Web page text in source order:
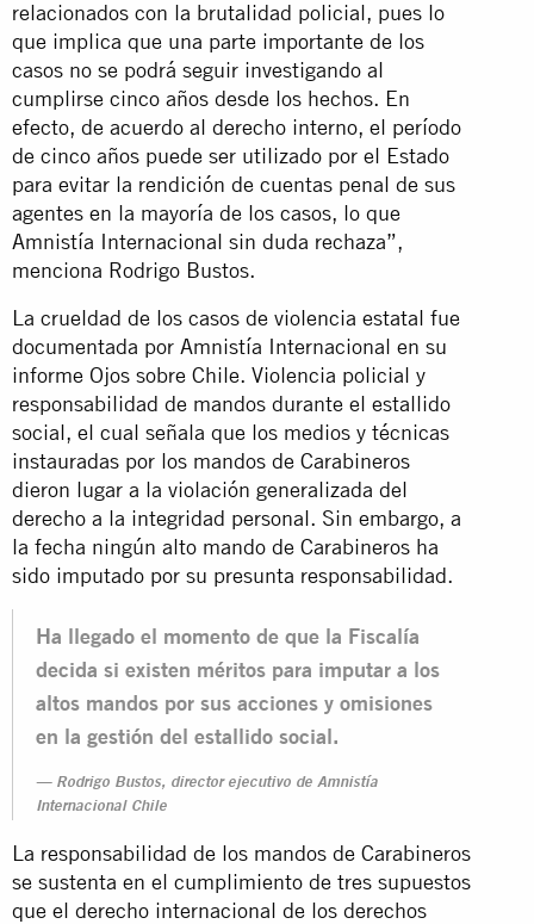
relacionados con la brutalidad policial, pues lo
que implica que una parte importante de los
casos no se podrá seguir investigando al
cumplirse cinco años desde los hechos. En
efecto, de acuerdo al derecho interno, el período
de cinco años puede ser utilizado por el Estado
para evitar la rendición de cuentas penal de sus
agentes en la mayoría de los casos, lo que
Amnistía Internacional sin duda rechaza”,
menciona Rodrigo Bustos.
La crueldad de los casos de violencia estatal fue
documentada por Amnistía Internacional en su
informe Ojos sobre Chile. Violencia policial y
responsabilidad de mandos durante el estallido
social, el cual señala que los medios y técnicas
instauradas por los mandos de Carabineros
dieron lugar a la violación generalizada del
derecho a la integridad personal. Sin embargo, a
la fecha ningún alto mando de Carabineros ha
sido imputado por su presunta responsabilidad.
Ha llegado el momento de que la Fiscalía
decida si existen méritos para imputar a los
altos mandos por sus acciones y omisiones
en la gestión del estallido social.
Rodrigo Bustos, director ejecutivo de Amnistía
Internacional Chile
La responsabilidad de los mandos de Carabineros
se sustenta en el cumplimiento de tres supuestos
que el derecho internacional de los derechos